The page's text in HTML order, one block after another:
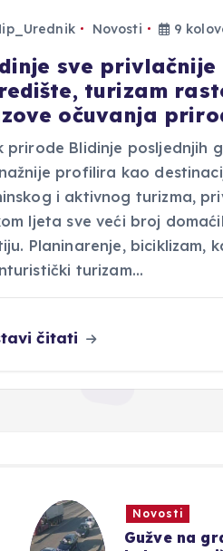
Novosti 9
sve privlačnije
turizam
očuvanja
prirode Blidinje posljednjih
profilira kao
i aktivnog turizma,
ljeta sve veći broj
Planinarenje, biciklizam,
turizam…
čitati
Novosti
Gužve na